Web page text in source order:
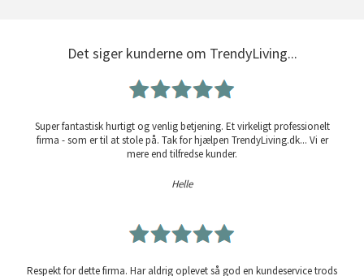
Det siger kunderne om TrendyLiving...
Super fantastisk hurtigt og venlig betjening. Et virkeligt professionelt
firma - som er til at stole på. Tak for hjælpen TrendyLiving.dk... Vi er
mere end tilfredse kunder.
Helle
Respekt for dette firma. Har aldrig oplevet så god en kundeservice trods